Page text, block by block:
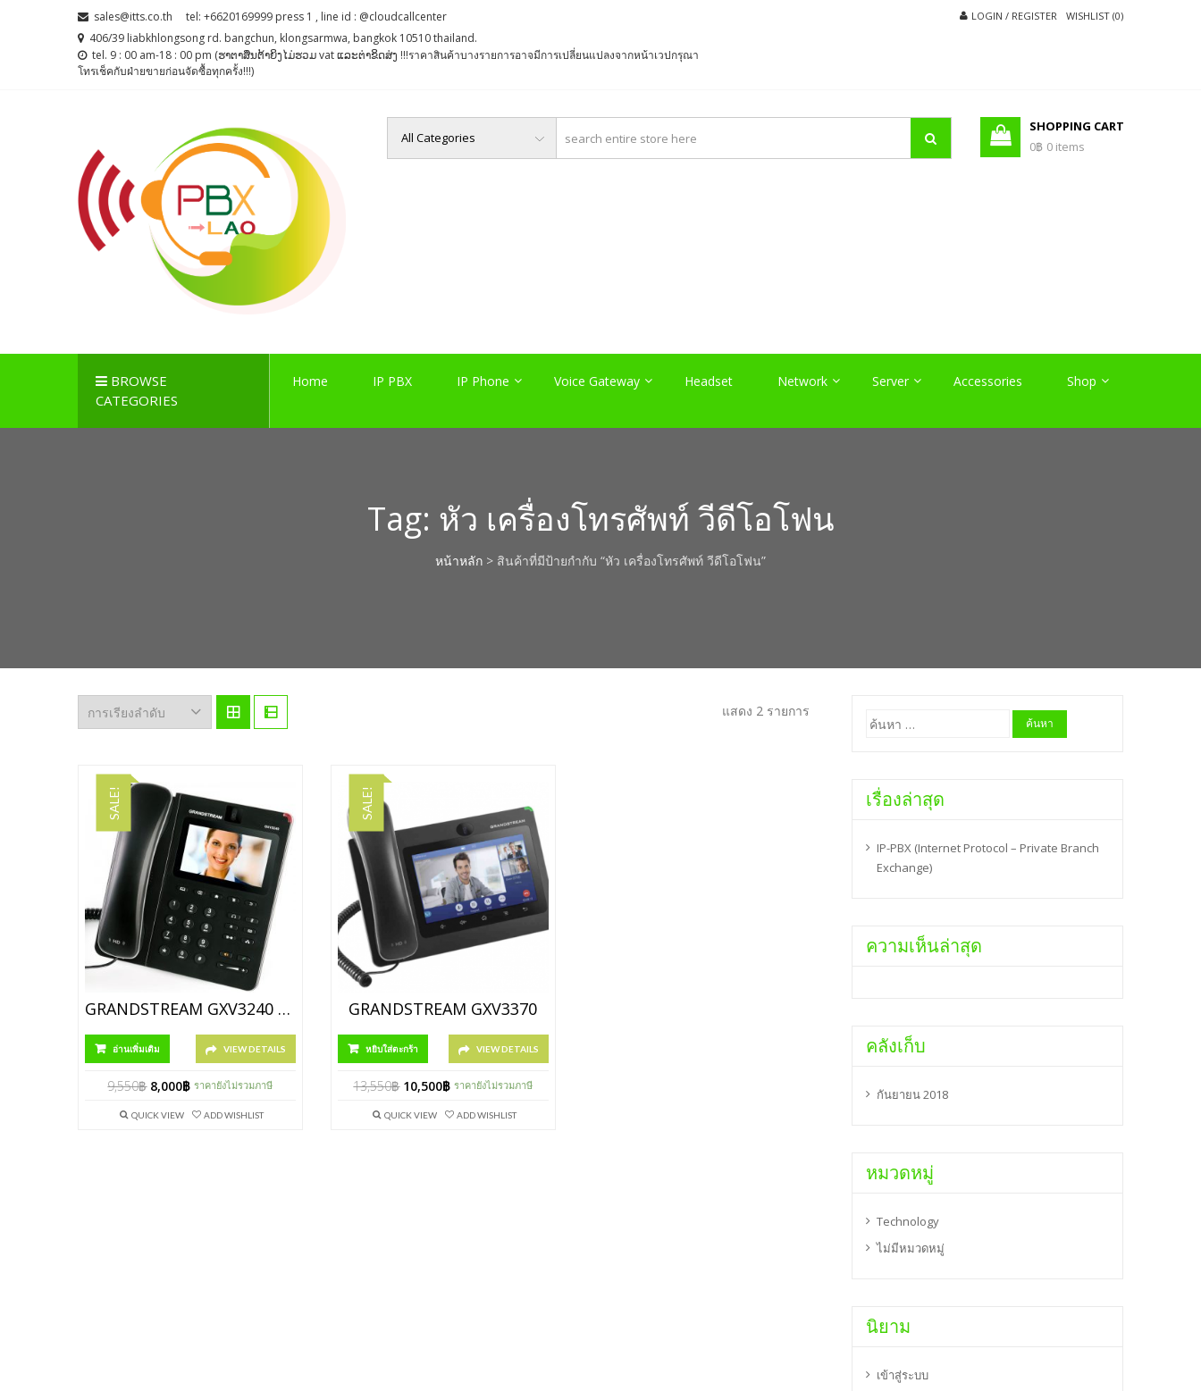
sales@itts.co.th
tel: +6620169999 press 1 , line id : @cloudcallcenter
406/39 liabkhlongsong rd. bangchun, klongsarmwa, bangkok 10510 thailand.
tel. 9 : 00 am-18 : 00 pm (ຮາຕາສຶນຕ້າຍິງໄມ່ຮວມ vat ແລະຕ່າຂິດສ່ງ !!!ราคาสินค้าบางรายการอาจมีการเปลี่ยนแปลงจากหน้าเวปกรุณา
โทรเช็คกับฝ่ายขายก่อนจัดซื้อทุกครั้ง!!!)
LOGIN / REGISTER WISHLIST (0)
SHOPPING CART
0฿ 0 items
BROWSE
CATEGORIES
Home IP PBX IP Phone Voice Gateway Headset Network Server Accessories Shop
Tag: หัว เครื่องโทรศัพท์ วีดีโอโฟน
หน้าหลัก > สินค้าที่มีป้ายกำกับ “หัว เครื่องโทรศัพท์ วีดีโอโฟน”
แสดง 2 รายการ
SALE!
GRANDSTREAM GXV3240 สินค้ายกเลิกการผลิต
อ่านเพิ่มเติม VIEW DETAILS
9,550฿ 8,000฿ ราคายังไม่รวมภาษี
QUICK VIEW ADD WISHLIST
SALE!
GRANDSTREAM GXV3370
หยิบใส่ตะกร้า VIEW DETAILS
13,550฿ 10,500฿ ราคายังไม่รวมภาษี
QUICK VIEW ADD WISHLIST
ค้นหา
สำหรับ:
เรื่องล่าสุด
IP-PBX (Internet Protocol – Private Branch
Exchange)
ความเห็นล่าสุด
คลังเก็บ
กันยายน 2018
หมวดหมู่
Technology
ไม่มีหมวดหมู่
นิยาม
เข้าสู่ระบบ